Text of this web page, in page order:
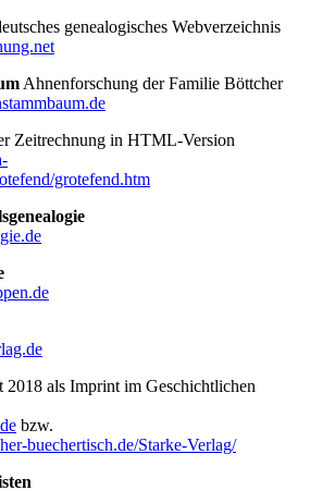
genealogisches Webverzeichnis
Ahnenforschung der Familie Böttcher
Zeitrechnung in HTML-Version
grotefend.htm
2018 als Imprint im Geschichtlichen
bzw.
buechertisch.de/Starke-Verlag/